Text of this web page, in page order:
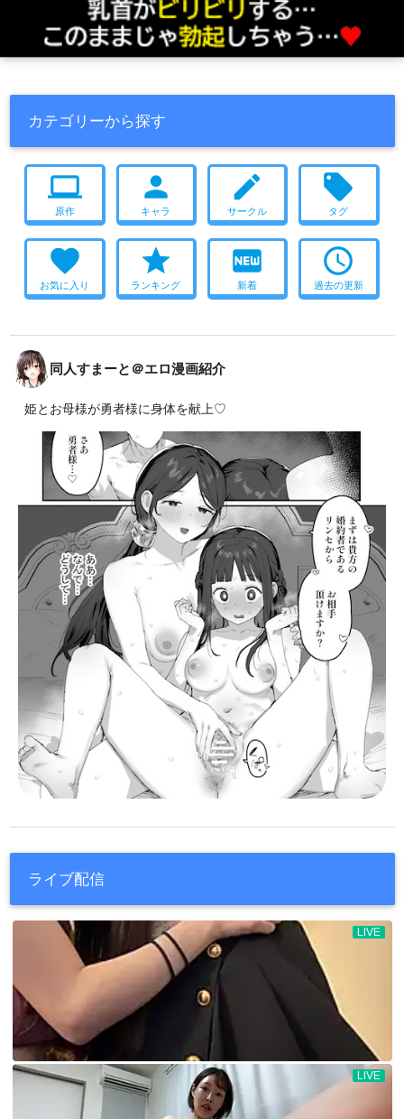
カテゴリーから探す
computer
原作
person
キャラ
create
サークル
local_offer
タグ
favorite
お気に入り
star
ランキング
fiber_new
新着
access_time
過去の更新
同人すまーと＠エロ漫画紹介
姫とお母様が勇者様に身体を献上♡
ライブ配信